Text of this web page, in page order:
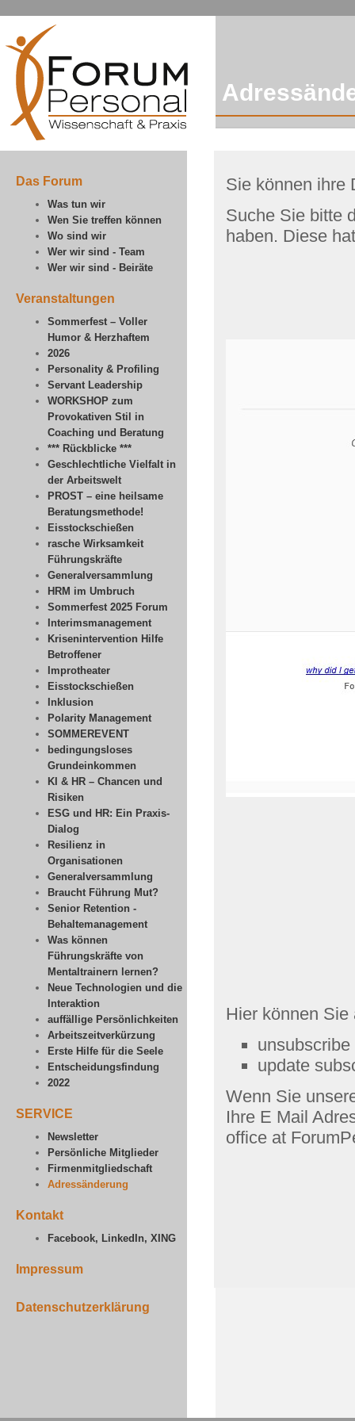
Das Forum
Was tun wir
Wen Sie treffen können
Wo sind wir
Wer wir sind - Team
Wer wir sind - Beiräte
Veranstaltungen
Sommerfest – Voller
Humor & Herzhaftem
2026
Personality & Profiling
Servant Leadership
WORKSHOP zum
Provokativen Stil in
Coaching und Beratung
*** Rückblicke ***
Geschlechtliche Vielfalt in
der Arbeitswelt
PROST – eine heilsame
Beratungsmethode!
Eisstockschießen
rasche Wirksamkeit
Führungskräfte
Generalversammlung
HRM im Umbruch
Sommerfest 2025 Forum
Interimsmanagement
Krisenintervention Hilfe
Betroffener
Improtheater
Eisstockschießen
Inklusion
Polarity Management
SOMMEREVENT
bedingungsloses
Grundeinkommen
KI & HR – Chancen und
Risiken
ESG und HR: Ein Praxis-
Dialog
Resilienz in
Organisationen
Generalversammlung
Braucht Führung Mut?
Senior Retention -
Behaltemanagement
Was können
Führungskräfte von
Mentaltrainern lernen?
Neue Technologien und die
Interaktion
auffällige Persönlichkeiten
Arbeitszeitverkürzung
Erste Hilfe für die Seele
Entscheidungsfindung
2022
SERVICE
Newsletter
Persönliche Mitglieder
Firmenmitgliedschaft
Adressänderung
Kontakt
Facebook, LinkedIn, XING
Impressum
Datenschutzerklärung
Sie können ihre
Suche Sie bitte
haben. Diese
Hier können Sie
update
Wenn Sie
Ihre E Mail
office at